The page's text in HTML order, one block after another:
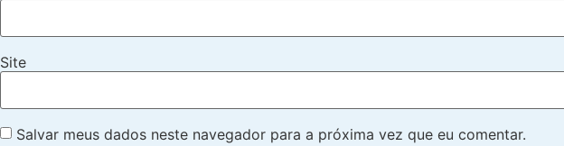
Site
Salvar meus dados neste navegador para a próxima vez que eu comentar.